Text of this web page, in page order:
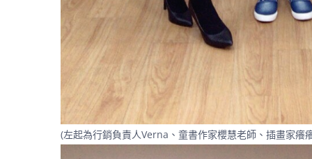
(左起為行銷負責人Verna、童書作家櫻慧老師、插畫家癢